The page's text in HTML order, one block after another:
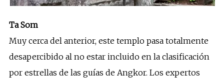
Ta Som
Muy cerca del anterior, este templo pasa totalmente
desapercibido al no estar incluido en la clasificación
por estrellas de las guías de Angkor. Los expertos